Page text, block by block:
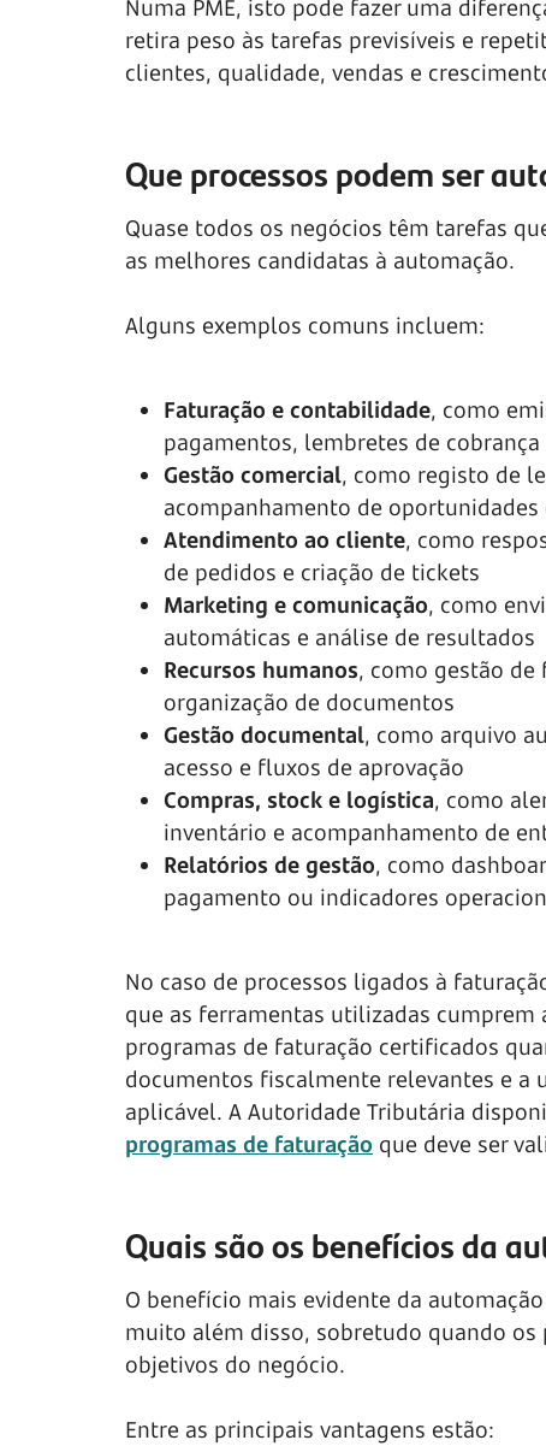
Numa PME, isto pode fazer uma
retira peso às tarefas previsíveis e
clientes, qualidade, vendas e
Que processos podem ser
Quase todos os negócios têm tarefas
as melhores candidatas à automação.
Alguns exemplos comuns incluem:
Faturação e contabilidade, como
pagamentos, lembretes de
Gestão comercial, como registo de
acompanhamento de
Atendimento ao cliente, como
de pedidos e criação de tickets
Marketing e comunicação, como
automáticas e análise de resultados
Recursos humanos, como gestão
organização de documentos
Gestão documental, como arquivo
acesso e fluxos de aprovação
Compras, stock e logística, como
inventário e acompanhamento de
Relatórios de gestão, como
pagamento ou indicadores
No caso de processos ligados à
que as ferramentas utilizadas
programas de faturação certificados
documentos fiscalmente relevantes e a
aplicável. A Autoridade Tributária
programas de faturação que deve ser
Quais são os benefícios da
O benefício mais evidente da
muito além disso, sobretudo quando os
objetivos do negócio.
Entre as principais vantagens estão: